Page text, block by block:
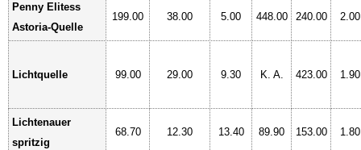
Penny Elitess
Astoria-Quelle
199.00 38.00 5.00 448.00 240.00 2.00
Lichtquelle 99.00 29.00 9.30 K. A. 423.00 1.90
Lichtenauer
spritzig
68.70 12.30 13.40 89.90 153.00 1.80